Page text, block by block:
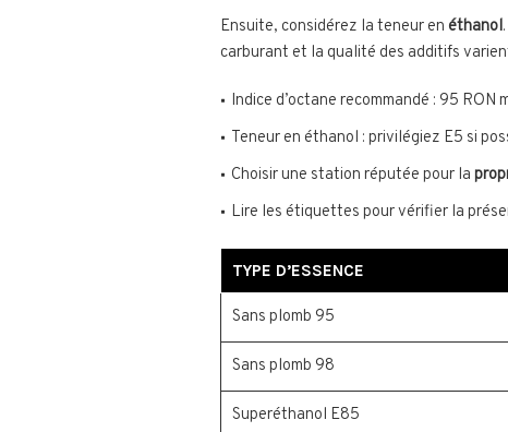
Ensuite, considérez la teneur en éthanol
carburant et la qualité des additifs
Indice d’octane recommandé : 95 RON
Teneur en éthanol : privilégiez E5 si
Choisir une station réputée pour la
Lire les étiquettes pour vérifier la
TYPE D’ESSENCE
Sans plomb 95
Sans plomb 98
Superéthanol E85